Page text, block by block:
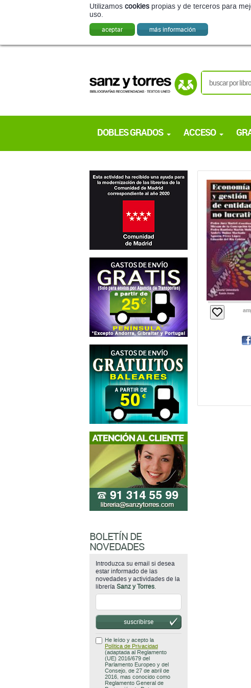
Utilizamos cookies propias y de terceros para
uso.
aceptar más información
DOBLES GRADOS ACCESO
BOLETÍN DE
NOVEDADES
Introduzca su email si desea
estar informado de las
novedades y actividades de la
librería Sanz y Torres.
suscribirse
He leído y acepto la
Política de Privacidad
(adaptada al Reglamento
(UE) 2016/679 del
Parlamento Europeo y del
Consejo, de 27 de abril de
2016, mas conocido como
Reglamento General de